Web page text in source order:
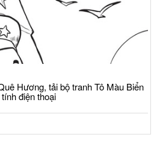
Hương, tải bộ tranh Tô Màu Biển
điện thoại